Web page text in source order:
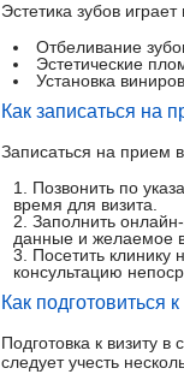
Эстетика зубов
Отбеливание
Эстетические
Установка виниров
Как записаться на
Записаться на прием
Позвонить по
время для визита.
Заполнить
данные и желаемое
Посетить
консультацию
Как подготовиться
Подготовка к визиту
следует учесть